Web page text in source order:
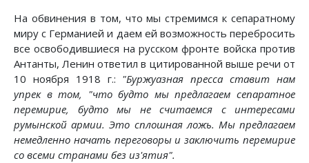
На обвинения в том, что мы стремимся к сепаратному
миру с Германией и даем ей возможность перебросить
все освободившиеся на русском фронте войска против
Антанты, Ленин ответил в цитированной выше речи от
10 ноября 1918 г.: "Буржуазная пресса ставит нам
упрек в том, "что будто мы предлагаем сепаратное
перемирие, будто мы не считаемся с интересами
румынской армии. Это сплошная ложь. Мы предлагаем
немедленно начать переговоры и заключить перемирие
со всеми странами без из'ятия".